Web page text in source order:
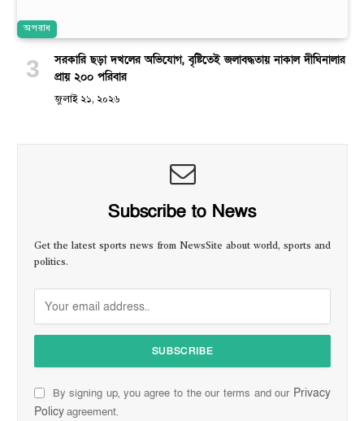
অপরাধ
সরকারি ছড়া দখলের অভিযোগ, বৃষ্টিতেই জলাবদ্ধতায় নাকাল দীঘিনালার
প্রায় ২০০ পরিবার
জুলাই ২১, ২০২৬
Subscribe to News
Get the latest sports news from NewsSite about world, sports and
politics.
By signing up, you agree to the our terms and our Privacy
Policyagreement.